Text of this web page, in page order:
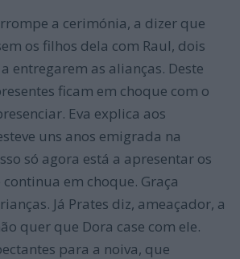
a cerimónia, a dizer que
os filhos dela com Raul, dois
entregarem as alianças. Deste
ficam em choque com o
Eva explica aos
uns anos emigrada na
só agora está a apresentar os
em choque. Graça
Já Prates diz, ameaçador, a
quer que Dora case com ele.
para a noiva, que